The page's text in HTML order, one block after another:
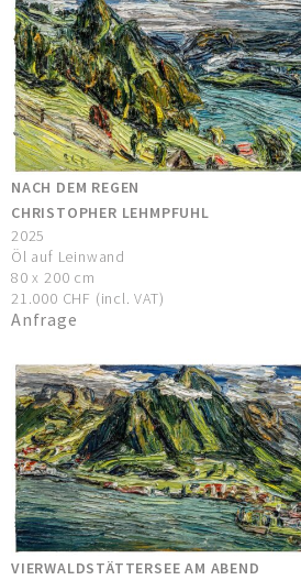
NACH DEM REGEN
CHRISTOPHER LEHMPFUHL
2025
Öl auf Leinwand
80 x 200 cm
21.000 CHF (incl. VAT)
Anfrage
VIERWALDSTÄTTERSEE AM ABEND